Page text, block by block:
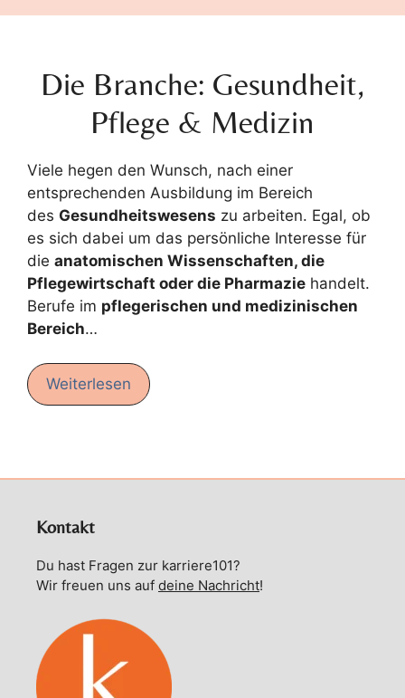
Die Branche: Gesundheit,
Pflege & Medizin
Viele hegen den Wunsch, nach einer
entsprechenden Ausbildung im Bereich
des Gesundheitswesens zu arbeiten. Egal, ob
es sich dabei um das persönliche Interesse für
die anatomischen Wissenschaften, die
Pflegewirtschaft oder die Pharmazie handelt.
Berufe im pflegerischen und medizinischen
Bereich…
Weiterlesen
Kontakt
Du hast Fragen zur karriere101?
Wir freuen uns auf deine Nachricht!